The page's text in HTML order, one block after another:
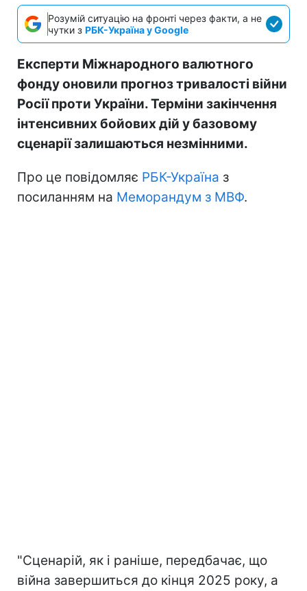
Розумій ситуацію на фронті через факти, а не
чутки з РБК-Україна у Google
Експерти Міжнародного валютного
фонду оновили прогноз тривалості війни
Росії проти України. Терміни закінчення
інтенсивних бойових дій у базовому
сценарії залишаються незмінними.
Про це повідомляє РБК-Україна з
посиланням на Меморандум з МВФ.
"Сценарій, як і раніше, передбачає, що
війна завершиться до кінця 2025 року, а